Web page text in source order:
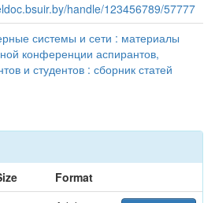
handle/123456789/57777
системы и сети : материалы
конференции аспирантов,
и студентов : сборник статей
Format